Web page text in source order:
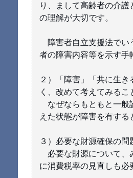
り、まして高齢者の介
の理解が大切です。
障害者自立支援法でい
者の障害内容等を示す手
２）「障害」「共に生
く、改めて考えてみるこ
なぜならもともと一般
えた状態が障害を有す
３）必要な財源確保の
必要な財源について、
に消費税率の見直しも必